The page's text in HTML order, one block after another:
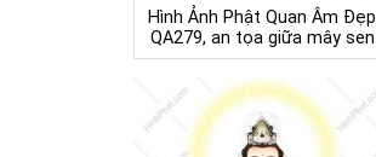
Hình Ảnh Phật Quan Âm Đẹp
QA279, an tọa giữa mây sen